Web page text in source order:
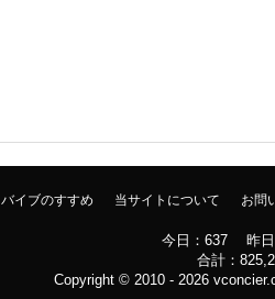
バイブのすすめ 当サイトについて お問
今日：637 昨日
合計：
Copyright © 2010 - 2026